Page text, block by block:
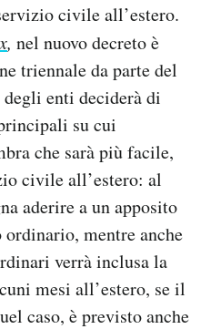
civile all’estero.
, nel nuovo decreto è
triennale da parte del
degli enti deciderà di
su cui
che sarà più facile,
civile all’estero: al
aderire a un apposito
ordinario, mentre anche
verrà inclusa la
mesi all’estero, se il
caso, è previsto anche